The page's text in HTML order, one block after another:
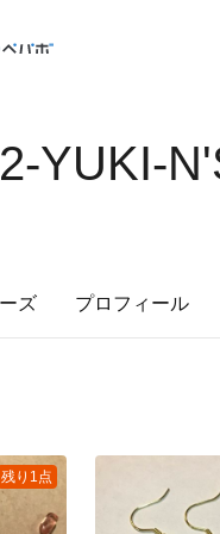
YUKI-
ズ プロフィール
残り1点